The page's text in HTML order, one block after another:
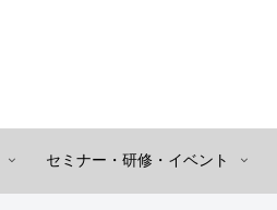
セミナー・研修・イベント